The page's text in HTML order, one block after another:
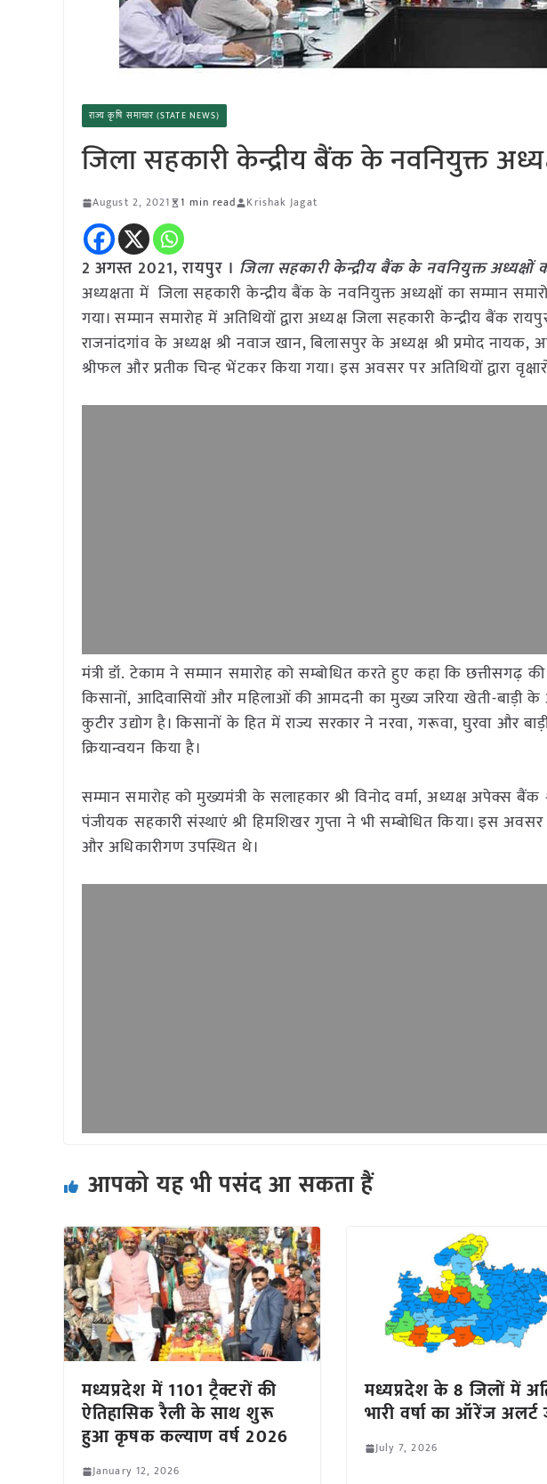
राज्य कृषि समाचार (STATE NEWS)
जिला सहकारी केन्द्रीय बैंक के नवनियुक्त
August 2, 2021 1 min read Krishak Jagat
2 अगस्त 2021, रायपुर । जिला सहकारी केन्द्रीय बैंक के नवनियुक्त अध्यक्षों
अध्यक्षता में जिला सहकारी केन्द्रीय बैंक के नवनियुक्त अध्यक्षों का सम्मान
गया। सम्मान समारोह में अतिथियों द्वारा अध्यक्ष जिला सहकारी केन्द्रीय बैंक
राजनांदगांव के अध्यक्ष श्री नवाज खान, बिलासपुर के अध्यक्ष श्री प्रमोद नायक,
श्रीफल और प्रतीक चिन्ह भेंटकर किया गया। इस अवसर पर अतिथियों द्वारा
मंत्री डॉ. टेकाम ने सम्मान समारोह को सम्बोधित करते हुए कहा कि छत्तीसगढ़
किसानों, आदिवासियों और महिलाओं की आमदनी का मुख्य जरिया खेती-
कुटीर उद्योग है। किसानों के हित में राज्य सरकार ने नरवा, गरूवा, घुरवा और
क्रियान्वयन किया है।
सम्मान समारोह को मुख्यमंत्री के सलाहकार श्री विनोद वर्मा, अध्यक्ष अपेक्स
पंजीयक सहकारी संस्थाएं श्री हिमशिखर गुप्ता ने भी सम्बोधित किया। इस
और अधिकारीगण उपस्थित थे।
आपको यह भी पसंद आ सकता हैं
मध्यप्रदेश में 1101 ट्रैक्टरों की
ऐतिहासिक रैली के साथ शुरू
हुआ कृषक कल्याण वर्ष 2026
January 12, 2026
मध्यप्रदेश के 8 जिलों में
भारी वर्षा का ऑरेंज अलर्ट
July 7, 2026